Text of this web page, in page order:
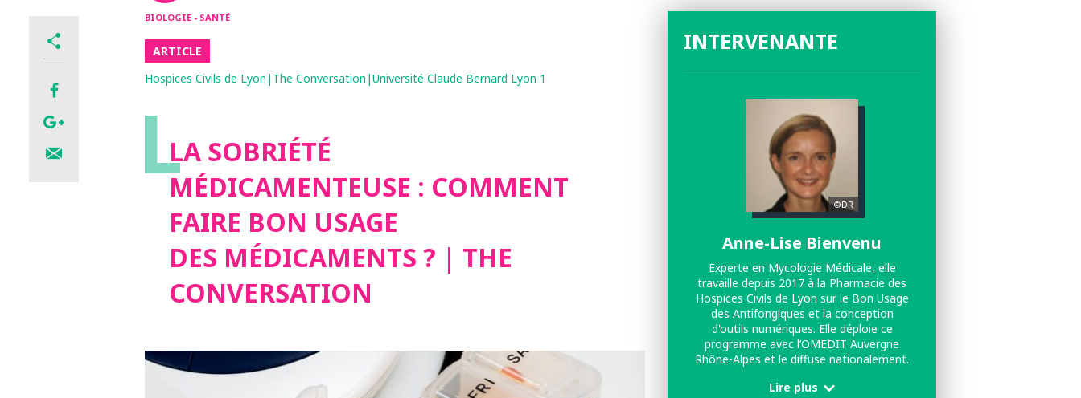
BIOLOGIE - SANTÉ
ARTICLE
Hospices Civils de Lyon|The Conversation|Université Claude Bernard Lyon 1
LLA SOBRIÉTÉ
MÉDICAMENTEUSE : COMMENT
FAIRE BON USAGE
DES MÉDICAMENTS ? | THE
CONVERSATION
INTERVENANTE
©DR
Anne-Lise Bienvenu
Experte en Mycologie Médicale, elle
travaille depuis 2017 à la Pharmacie des
Hospices Civils de Lyon sur le Bon Usage
des Antifongiques et la conception
d'outils numériques. Elle déploie ce
programme avec l’OMEDIT Auvergne
Rhône-Alpes et le diffuse nationalement.
compte plus de 90 publications
Lire plus